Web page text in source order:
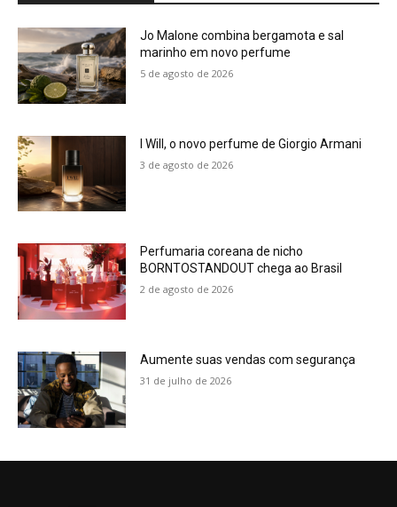
Jo Malone combina bergamota e sal
marinho em novo perfume
5 de agosto de 2026
I Will, o novo perfume de Giorgio Armani
3 de agosto de 2026
Perfumaria coreana de nicho
BORNTOSTANDOUT chega ao Brasil
2 de agosto de 2026
Aumente suas vendas com segurança
31 de julho de 2026